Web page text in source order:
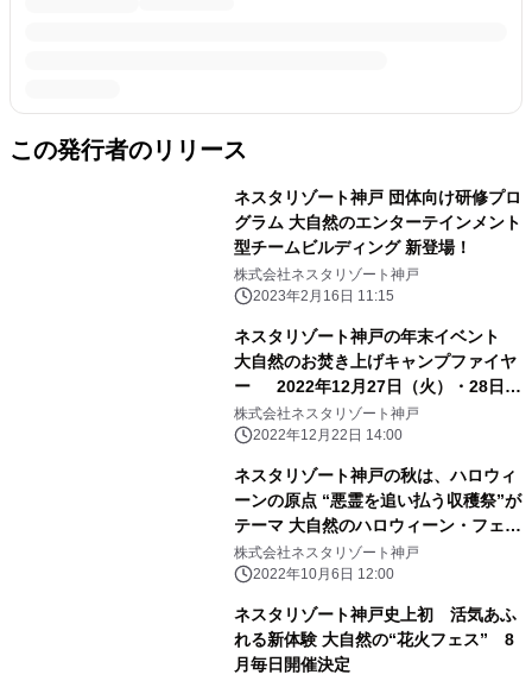
この発行者のリリース
ネスタリゾート神戸 団体向け研修プロ
グラム 大自然のエンターテインメント
型チームビルディング 新登場！
株式会社ネスタリゾート神戸
2023年2月16日 11:15
ネスタリゾート神戸の年末イベント
大自然のお焚き上げキャンプファイヤ
ー 2022年12月27日（火）・28日
（水）2日間限定
株式会社ネスタリゾート神戸
2022年12月22日 14:00
ネスタリゾート神戸の秋は、ハロウィ
ーンの原点 “悪霊を追い払う収穫祭”が
テーマ 大自然のハロウィーン・フェス
開催決定
株式会社ネスタリゾート神戸
2022年10月6日 12:00
ネスタリゾート神戸史上初 活気あふ
れる新体験 大自然の“花火フェス” 8
月毎日開催決定